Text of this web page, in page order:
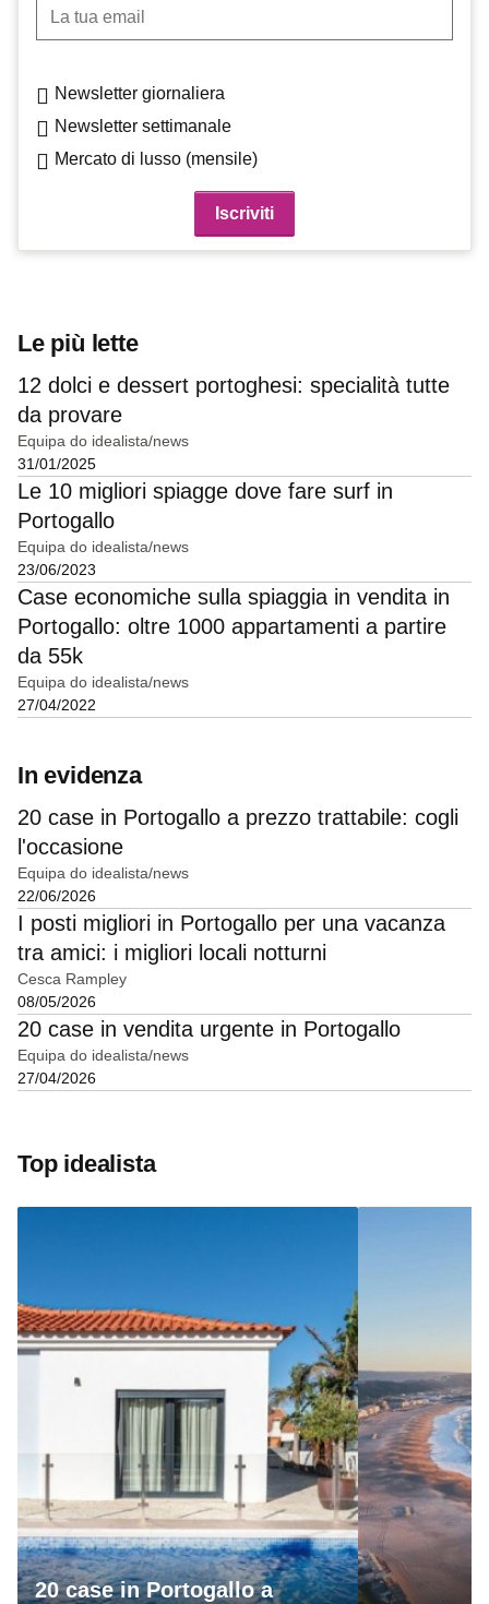
La tua email
Newsletter giornaliera
Newsletter settimanale
Mercato di lusso (mensile)
Le più lette
12 dolci e dessert portoghesi: specialità tutte
da provare
Equipa do idealista/news
31/01/2025
Le 10 migliori spiagge dove fare surf in
Portogallo
Equipa do idealista/news
23/06/2023
Case economiche sulla spiaggia in vendita in
Portogallo: oltre 1000 appartamenti a partire
da 55k
Equipa do idealista/news
27/04/2022
In evidenza
20 case in Portogallo a prezzo trattabile: cogli
l'occasione
Equipa do idealista/news
22/06/2026
I posti migliori in Portogallo per una vacanza
tra amici: i migliori locali notturni
Cesca Rampley
08/05/2026
20 case in vendita urgente in Portogallo
Equipa do idealista/news
27/04/2026
Top idealista
20 case in Portogallo a